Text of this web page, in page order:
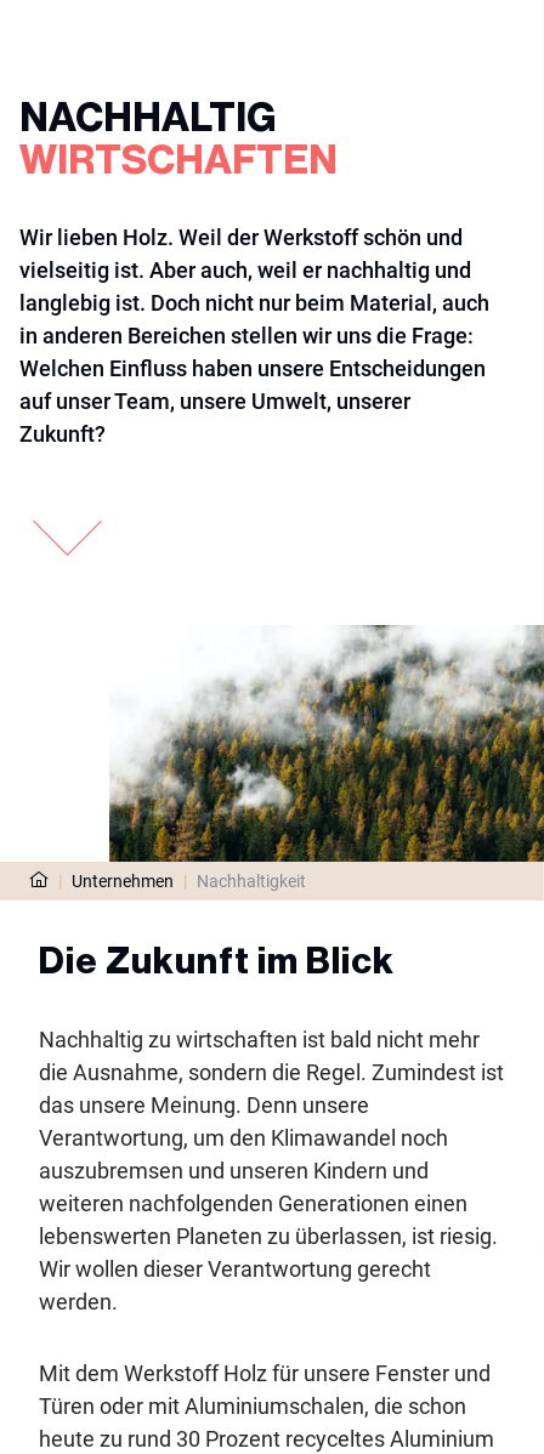
NACHHALTIG
WIRTSCHAFTEN
Wir lieben Holz. Weil der Werkstoff schön und
vielseitig ist. Aber auch, weil er nachhaltig und
langlebig ist. Doch nicht nur beim Material, auch
in anderen Bereichen stellen wir uns die Frage:
Welchen Einfluss haben unsere Entscheidungen
auf unser Team, unsere Umwelt, unserer
Zukunft?
| Unternehmen | Nachhaltigkeit
Die Zukunft im Blick
Nachhaltig zu wirtschaften ist bald nicht mehr
die Ausnahme, sondern die Regel. Zumindest ist
das unsere Meinung. Denn unsere
Verantwortung, um den Klimawandel noch
auszubremsen und unseren Kindern und
weiteren nachfolgenden Generationen einen
lebenswerten Planeten zu überlassen, ist riesig.
Wir wollen dieser Verantwortung gerecht
werden.
Mit dem Werkstoff Holz für unsere Fenster und
Türen oder mit Aluminiumschalen, die schon
heute zu rund 30 Prozent recyceltes Aluminium